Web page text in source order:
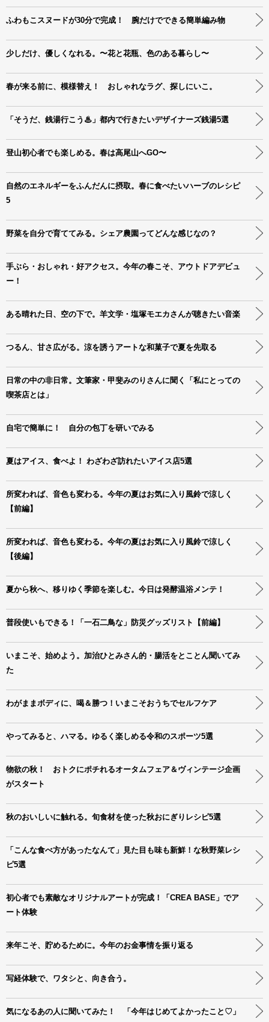
ふわもこスヌードが30分で完成！ 腕だけでできる簡単編み物
少しだけ、優しくなれる。〜花と花瓶、色のある暮らし〜
春が来る前に、模様替え！ おしゃれなラグ、探しにいこ。
「そうだ、銭湯行こう♨」都内で行きたいデザイナーズ銭湯5選
登山初心者でも楽しめる。春は高尾山へGO〜
自然のエネルギーをふんだんに摂取。春に食べたいハーブのレシピ
5
野菜を自分で育ててみる。シェア農園ってどんな感じなの？
手ぶら・おしゃれ・好アクセス。今年の春こそ、アウトドアデビュ
ー！
ある晴れた日、空の下で。羊文学・塩塚モエカさんが聴きたい音楽
つるん、甘さ広がる。涼を誘うアートな和菓子で夏を先取る
日常の中の非日常。文筆家・甲斐みのりさんに聞く「私にとっての
喫茶店とは」
自宅で簡単に！ 自分の包丁を研いでみる
夏はアイス、食べよ！ わざわざ訪れたいアイス店5選
所変われば、音色も変わる。今年の夏はお気に入り風鈴で涼しく
【前編】
所変われば、音色も変わる。今年の夏はお気に入り風鈴で涼しく
【後編】
夏から秋へ、移りゆく季節を楽しむ。今日は発酵温浴メンテ！
普段使いもできる！「一石二鳥な」防災グッズリスト【前編】
いまこそ、始めよう。加治ひとみさん的・腸活をとことん聞いてみ
た
わがままボディに、喝＆勝つ！いまこそおうちでセルフケア
やってみると、ハマる。ゆるく楽しめる令和のスポーツ5選
物欲の秋！ おトクにポチれるオータムフェア＆ヴィンテージ企画
がスタート
秋のおいしいに触れる。旬食材を使った秋おにぎりレシピ5選
「こんな食べ方があったなんて」見た目も味も新鮮！な秋野菜レシ
ピ5選
初心者でも素敵なオリジナルアートが完成！「CREA BASE」でア
ート体験
来年こそ、貯めるために。今年のお金事情を振り返る
写経体験で、ワタシと、向き合う。
気になるあの人に聞いてみた！ 「今年はじめてよかったこと♡」